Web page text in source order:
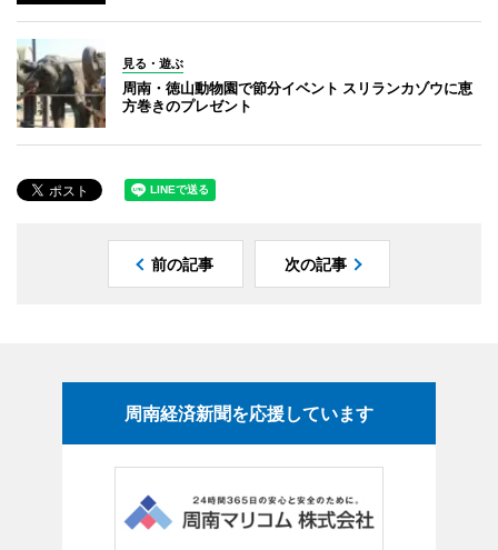
見る・遊ぶ
周南・徳山動物園で節分イベント スリランカゾウに恵
方巻きのプレゼント
前の記事 次の記事
周南経済新聞を応援しています